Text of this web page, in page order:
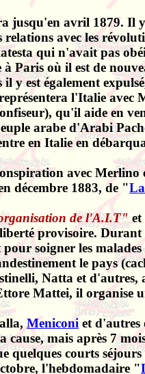
jusqu'en avril 1879. Il
avec les
qui n'avait pas
Paris où il est de
y est également
l'Italie avec
qu'il aide en
arabe d'Arabi
en Italie en
avec
décembre 1883, de "
de l'A.I.T"et
provisoire.
soigner les
le pays
Natta et
Mattei, il organise
Meniconi et
mais après 7
quelques courts
l'hebdomadaire "